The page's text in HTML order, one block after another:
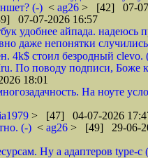
(-) < ag26 > [42] 07-
07-07-2026 16:57
удобнее айпада.
даже непонятки
4k$ стоил безродный clevo.
По поводу подписи, Боже
18:01
На ноуте
> [47] 04-07-2026
(-) < ag26 > [49] 29-06-
Ну а адаптеров